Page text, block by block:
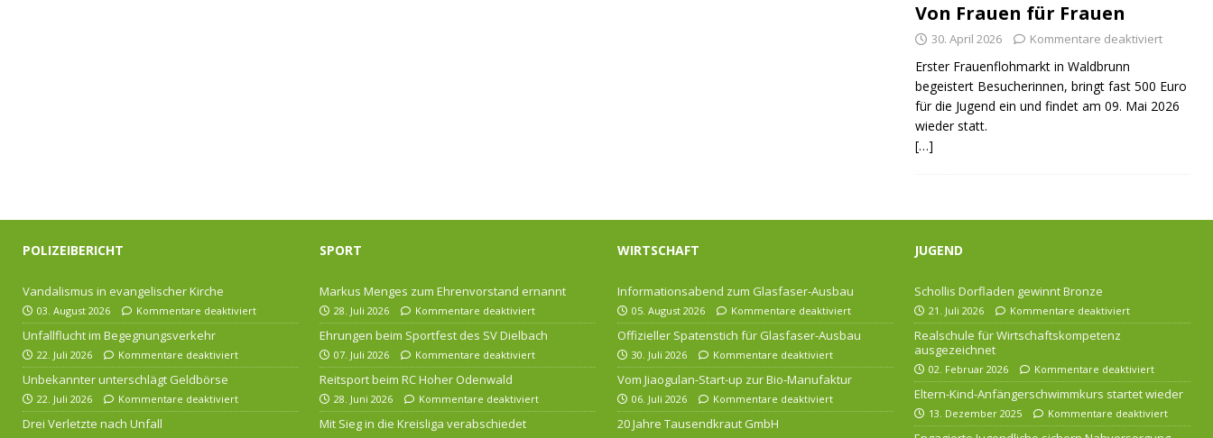
Von Frauen für Frauen
30. April 2026 Kommentare deaktiviert
Erster Frauenflohmarkt in Waldbrunn
begeistert Besucherinnen, bringt fast 500 Euro
für die Jugend ein und findet am 09. Mai 2026
wieder statt.
[…]
POLIZEIBERICHT
Vandalismus in evangelischer Kirche
03. August 2026 Kommentare deaktiviert
Unfallflucht im Begegnungsverkehr
22. Juli 2026 Kommentare deaktiviert
Unbekannter unterschlägt Geldbörse
22. Juli 2026 Kommentare deaktiviert
Drei Verletzte nach Unfall
SPORT
Markus Menges zum Ehrenvorstand ernannt
28. Juli 2026 Kommentare deaktiviert
Ehrungen beim Sportfest des SV Dielbach
07. Juli 2026 Kommentare deaktiviert
Reitsport beim RC Hoher Odenwald
28. Juni 2026 Kommentare deaktiviert
Mit Sieg in die Kreisliga verabschiedet
WIRTSCHAFT
Informationsabend zum Glasfaser-Ausbau
05. August 2026 Kommentare deaktiviert
Offizieller Spatenstich für Glasfaser-Ausbau
30. Juli 2026 Kommentare deaktiviert
Vom Jiaogulan-Start-up zur Bio-Manufaktur
06. Juli 2026 Kommentare deaktiviert
20 Jahre Tausendkraut GmbH
JUGEND
Schollis Dorfladen gewinnt Bronze
21. Juli 2026 Kommentare deaktiviert
Realschule für Wirtschaftskompetenz
ausgezeichnet
02. Februar 2026 Kommentare deaktiviert
Eltern-Kind-Anfängerschwimmkurs startet wieder
13. Dezember 2025 Kommentare deaktiviert